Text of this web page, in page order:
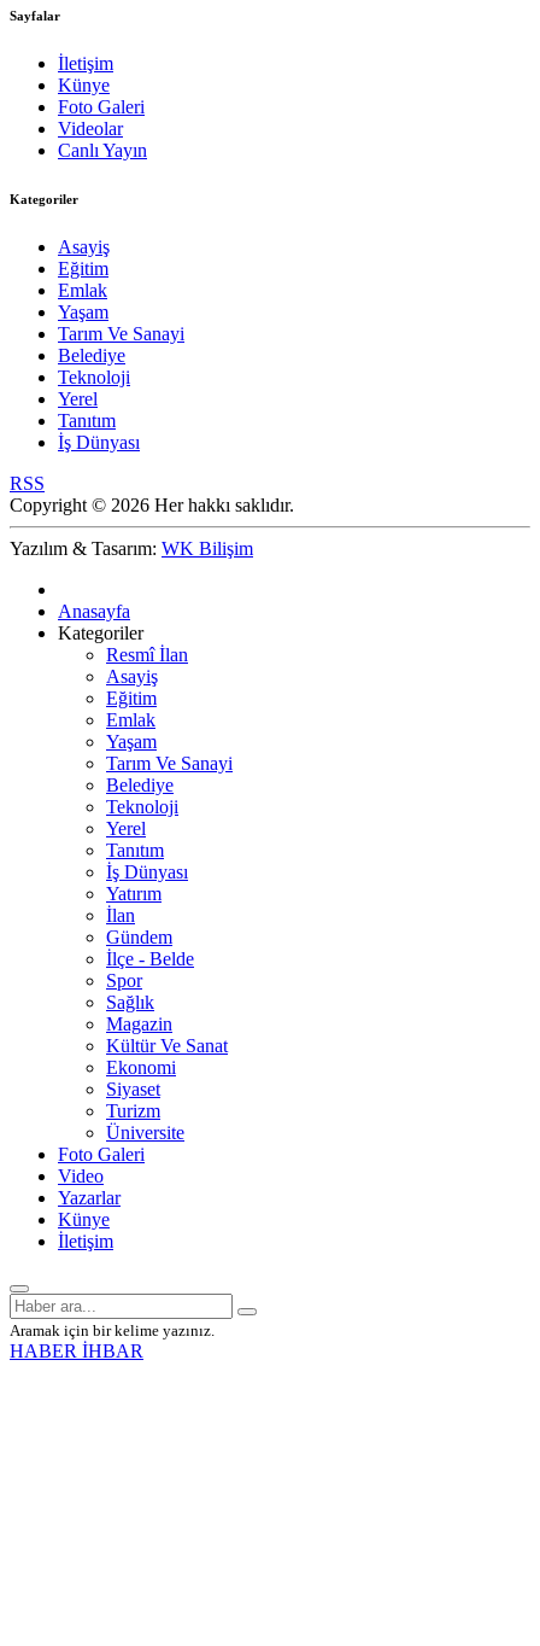
Sayfalar
İletişim
Künye
Foto Galeri
Videolar
Canlı Yayın
Kategoriler
Asayiş
Eğitim
Emlak
Yaşam
Tarım Ve Sanayi
Belediye
Teknoloji
Yerel
Tanıtım
İş Dünyası
RSS
Copyright © 2026 Her hakkı saklıdır.
Yazılım & Tasarım: WK Bilişim
Anasayfa
Kategoriler
Resmî İlan
Asayiş
Eğitim
Emlak
Yaşam
Tarım Ve Sanayi
Belediye
Teknoloji
Yerel
Tanıtım
İş Dünyası
Yatırım
İlan
Gündem
İlçe - Belde
Spor
Sağlık
Magazin
Kültür Ve Sanat
Ekonomi
Siyaset
Turizm
Üniversite
Foto Galeri
Video
Yazarlar
Künye
İletişim
Aramak için bir kelime yazınız.
HABER İHBAR